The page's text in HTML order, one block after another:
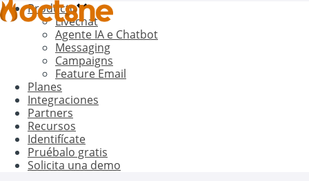
Producto
Livechat
Agente IA e Chatbot
Messaging
Campaigns
Feature Email
Planes
Integraciones
Partners
Recursos
Identifícate
Pruébalo gratis
Solicita una demo